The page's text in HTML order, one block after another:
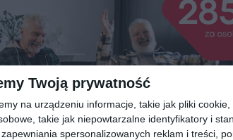
Twoją prywatność
na urządzeniu informacje, takie jak pliki cookie,
takie jak niepowtarzalne identyfikatory i
spersonalizowanych reklam i treści,